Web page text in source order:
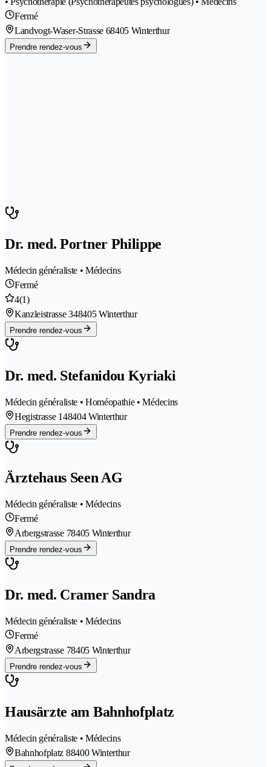
Fermé
Landvogt-Waser-Strasse 68405 Winterthur
Prendre rendez-vous
Dr. med. Portner Philippe
Médecin généraliste • Médecins
Fermé
4(1)
Kanzleistrasse 348405 Winterthur
Prendre rendez-vous
Dr. med. Stefanidou Kyriaki
Médecin généraliste • Homéopathie • Médecins
Hegistrasse 148404 Winterthur
Prendre rendez-vous
Ärztehaus Seen AG
Médecin généraliste • Médecins
Fermé
Arbergstrasse 78405 Winterthur
Prendre rendez-vous
Dr. med. Cramer Sandra
Médecin généraliste • Médecins
Fermé
Arbergstrasse 78405 Winterthur
Prendre rendez-vous
Hausärzte am Bahnhofplatz
Médecin généraliste • Médecins
Bahnhofplatz 88400 Winterthur